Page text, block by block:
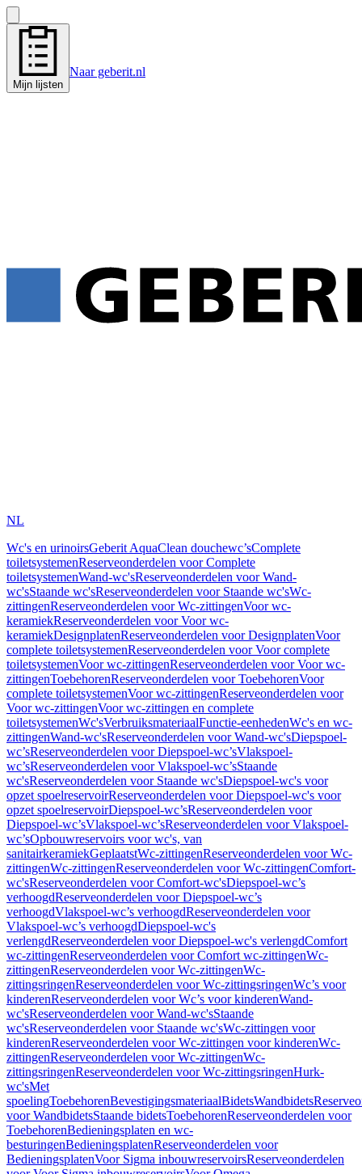
Mijn lijsten
Naar geberit.nl
NL
Wc's en urinoirsGeberit AquaClean douchewc’sComplete
toiletsystemenReserveonderdelen voor Complete
toiletsystemenWand-wc'sReserveonderdelen voor Wand-
wc'sStaande wc'sReserveonderdelen voor Staande wc'sWc-
zittingenReserveonderdelen voor Wc-zittingenVoor wc-
keramiekReserveonderdelen voor Voor wc-
keramiekDesignplatenReserveonderdelen voor DesignplatenVoor
complete toiletsystemenReserveonderdelen voor Voor complete
toiletsystemenVoor wc-zittingenReserveonderdelen voor Voor wc-
zittingenToebehorenReserveonderdelen voor ToebehorenVoor
complete toiletsystemenVoor wc-zittingenReserveonderdelen voor
Voor wc-zittingenVoor wc-zittingen en complete
toiletsystemenWc'sVerbruiksmateriaalFunctie-eenhedenWc's en wc-
zittingenWand-wc'sReserveonderdelen voor Wand-wc'sDiepspoel-
wc’sReserveonderdelen voor Diepspoel-wc’sVlakspoel-
wc’sReserveonderdelen voor Vlakspoel-wc’sStaande
wc'sReserveonderdelen voor Staande wc'sDiepspoel-wc's voor
opzet spoelreservoirReserveonderdelen voor Diepspoel-wc's voor
opzet spoelreservoirDiepspoel-wc’sReserveonderdelen voor
Diepspoel-wc’sVlakspoel-wc’sReserveonderdelen voor Vlakspoel-
wc’sOpbouwreservoirs voor wc's, van
sanitairkeramiekGeplaatstWc-zittingenReserveonderdelen voor Wc-
zittingenWc-zittingenReserveonderdelen voor Wc-zittingenComfort-
wc'sReserveonderdelen voor Comfort-wc'sDiepspoel-wc’s
verhoogdReserveonderdelen voor Diepspoel-wc’s
verhoogdVlakspoel-wc’s verhoogdReserveonderdelen voor
Vlakspoel-wc’s verhoogdDiepspoel-wc's
verlengdReserveonderdelen voor Diepspoel-wc's verlengdComfort
wc-zittingenReserveonderdelen voor Comfort wc-zittingenWc-
zittingenReserveonderdelen voor Wc-zittingenWc-
zittingsringenReserveonderdelen voor Wc-zittingsringenWc’s voor
kinderenReserveonderdelen voor Wc’s voor kinderenWand-
wc'sReserveonderdelen voor Wand-wc'sStaande
wc'sReserveonderdelen voor Staande wc'sWc-zittingen voor
kinderenReserveonderdelen voor Wc-zittingen voor kinderenWc-
zittingenReserveonderdelen voor Wc-zittingenWc-
zittingsringenReserveonderdelen voor Wc-zittingsringenHurk-
wc'sMet
spoelingToebehorenBevestigingsmateriaalBidetsWandbidets
voor WandbidetsStaande bidetsToebehorenReserveonderdelen voor
ToebehorenBedieningsplaten en wc-
besturingenBedieningsplatenReserveonderdelen voor
BedieningsplatenVoor Sigma inbouwreservoirsReserveonderdelen